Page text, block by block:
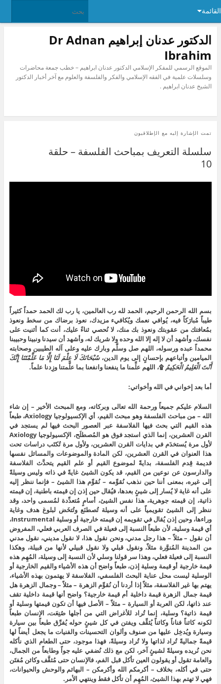
القائمة
الدكتور عدنان إبراهيم Dr Adnan
Ibrahim
الموقع الرسمي للمفكر الإسلامي الدكتور عدنان ابراهيم – خطب جمعة محاضرات
وسلسلات علمية في الفقه الإسلامي والفكر والفلسفة والعلوم مع آخر أخبار الدكتور
الشيخ عدنان ابراهيم .
تمت الإشارة إليه مع الإطلاقيون
سلسلة التعريف بمباحث الفلسفة – حلقة
10
بسم الله الرحمن الرحيم، الحمد لله رب العالمين، يا رب لك الحمد حمداً كثيراً
طيباً مُبارَكاً فيه، يُوافي نعمك ويُكافيء مزيدك، نعوذ برضاك من سخط ونعوذ
بمُعافتك من عقوبتك ونعوذ بك منك، لا نُحصي ثناءً عليك، أنت كما أثنيت على
نفسك، وأشهد أن لا إله إلا الله وحده ولا شريك له، وأشهد أن سيدنا ونبينا وحبيبنا
محمداً عبده ورسوله، اللهم صل وسلَّم وبارك عليه وعلى آله الطيبين وصحابته
الميامين وأتباعهم بإحسانٍ إلى يوم الدين،سُبْحَانَكَ لَا عِلْمَ لَنَا إِلَّا مَا عَلَّمْتَنَا إِنَّكَ
أَنْتَ الْعَلِيمُ الْحَكِيمُ ۩، اللهم علِّمنا ما ينفعنا وانفعنا بما علَّمتنا وزِدنا علماً.
أما بعد إخواني في الله وأخواتي:
السلام عليكم جميعاً ورحمة الله تعالى وبركاته، ومع المبحث الأخير – إن شاء
الله – من مباحث الفلسفة وهو مبحث القيم، أي الإكسيولوجيا Axiology، طبعاً
هذه القيم التي بحث فيها الفلاسفة عبر العصور البحث فيها لم يستجد في
القرن العشرين، إنما الذي استجد فوق هو المُصطلَح، الإكسيولوجيا Axiology
لأول مرة يُستخدَم في بدايات القرن العشرين، ولأول مرة تُكتَب دراسات تحت
هذا العنوان في القرن العشرين، لكن المادة والموضوعات والمسائل نفسها
قديمة قِدم الفلسفة، بدايةً لموضوع القيم أو علم القيم يتحدَّث الفلاسفة
والدارسون عن نوعين من القيم، قد يكون الشيئ غايةً في ذاته وليس وسيلةً
إلى غيره، بمعنى أننا حين نذهب نُقوِّمه – نُقوِّم هذا الشيئ – فإنما ننظر إليه
على أنه غاية لا يُسار إلى شيئٍ بعدها، فيُقال حين إذن إن قيمته باطنية، إن قيمته
ذاتية، إن قيمته جوهرية، هذا نفس الشيئ، أسامٍ مُتعدِّدة لمُسمى واحد، وقد
ننظر إلى الشيئ تقويمياً على أنه وسيلة تُصطنَع وتُتخَض لبلوغ هدف وغاية
وراءها، وحين إذن يُقال في تقويمه إن قيمته خارجية أو وسلية Instrumental،
أي قيمة وسلية، لأن طبعاً النسبة إلى فعيلة في الصرف العربي فعلي، المفروض
أن نقول – مثلاً – هذا رجل مدني، ونحن نقول هذا، لا نقول مديني، نقول مدني
من المدينة المُنوَّرة مثلاً، ونقول قبلي ولا نقول قبيلي لأنها من قبيلة، وهكذا
النسبة إلى فعيلة فعلي، وهذا سر قولنا وسلي لأن النسبة إلى وسيلة، المُهِم هذه
قيمة خارجية أو قيمة وسلية إذن، طبعاً واضح أن هذه الأشياء والقيم الخارجية أو
الوسلية ليست محل عناية البحث الفلسفي، الفلاسفة لا يهتمون بهذه الأشياء،
يهتم بها غير الفلاسفة، مثلاً إذا أردنا أن نُقوِّم الزهرة – مثلاً – وجمال الزهرة هل
قيمة جمال الزهرة قيمة داخلية أم قيمة خارجية؟ واضح أنها قيمة داخلية تقف
عند ذاتها، لكن العربة أو السيارة – مثلاً – الأصل فيها أن تكون قيمتها وسلية أو
قيمة ذاتية؟ وسلية، إنما تُراد للأغراض التي من أجلها صُنِعَت، الإنسان طبعاً
لكونه كائناً فناناً وكائناً يُثقِّف ويفتن في كل شيئٍ حوله يُفرِّق طبعاً بين سيارة
وسيارة ويُدخِل عليها من صنوف وألوان التحسينات والفنيات ما يجعل أيضاً لها
قيمةً جماليةً تُراد لذاتها ولا تُراد وسيلةً، فهذا موجود، حتى الطعام الذي نأكله
نحن نُريده وسيلةً لشيئٍ آخر، لكن مع ذلك نُضفي عليه جواً وطابعاً من الجمال،
والعامة تقول أو يقولون العين تأكل قبل الفم، فالإنسان حتى مُثقَّف وكائن مُفتَن
حتى في أكله، بخلاف – أكرمكم الله وأكرمكن – البهائم والوحش والحيوانات،
فهي لا تهتم بهذا الشيئ، المُهِم أن تأكل فقط وينتهي الأمر.